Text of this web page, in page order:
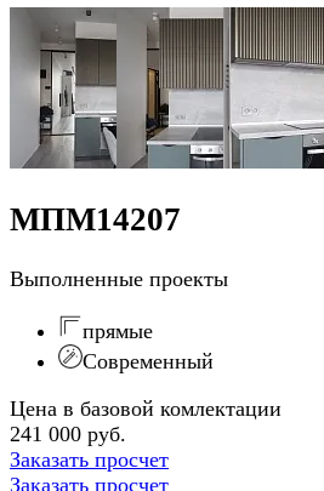
МПМ14207
Выполненные проекты
прямые
Современный
Цена в базовой комлектации
241 000 руб.
Заказать просчет
Заказать просчет